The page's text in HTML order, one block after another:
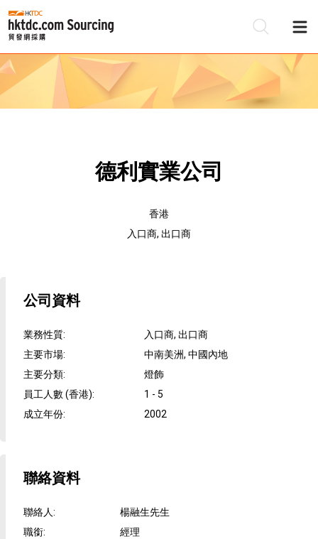
德利實業公司
香港
入口商, 出口商
公司資料
業務性質:
入口商, 出口商
主要市場:
中南美洲, 中國內地
主要分類:
燈飾
員工人數 (香港):
1 - 5
成立年份: 2002
聯絡資料
聯絡人:
楊融生先生
職銜:
經理